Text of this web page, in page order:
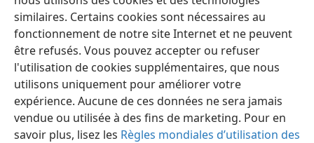
similaires. Certains cookies sont nécessaires au
fonctionnement de notre site Internet et ne peuvent
être refusés. Vous pouvez accepter ou refuser
l'utilisation de cookies supplémentaires, que nous
utilisons uniquement pour améliorer votre
expérience. Aucune de ces données ne sera jamais
vendue ou utilisée à des fins de marketing. Pour en
savoir plus, lisez les Règles mondiales d’utilisation des
« Suis-moi »,p. 37
Étude perspicace(vol. 2),p. 229
La Tour de Garde,
15/9/2005, p. 5
15/10/1994, p. 19